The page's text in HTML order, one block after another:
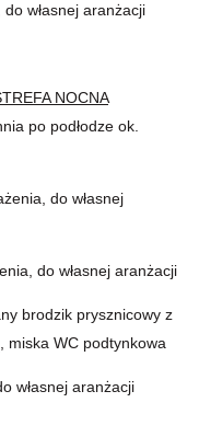
własnej aranżacji
NOCNA
po podłodze ok.
do własnej
do własnej aranżacji
brodzik prysznicowy z
miska WC podtynkowa
własnej aranżacji